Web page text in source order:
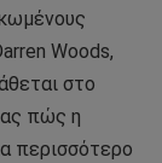
Woods,
στο
πώς η
περισσότερο